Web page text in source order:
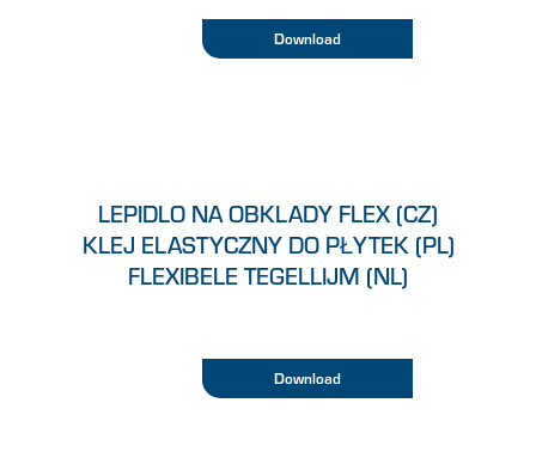
Download
LEPIDLO NA OBKLADY FLEX (CZ)
KLEJ ELASTYCZNY DO PŁYTEK (PL)
FLEXIBELE TEGELLIJM (NL)
Download